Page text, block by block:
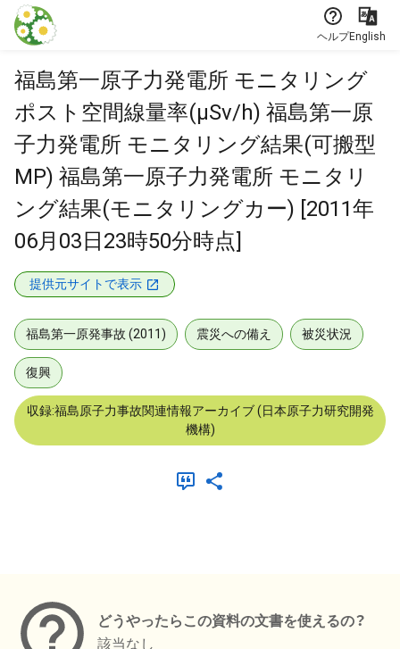
本文に飛ぶ
ヘルプEnglish
福島第一原子力発電所 モニタリング
ポスト空間線量率(μSv/h) 福島第一原
子力発電所 モニタリング結果(可搬型
MP) 福島第一原子力発電所 モニタリ
ング結果(モニタリングカー) [2011年
06月03日23時50分時点]
提供元サイトで表示
福島第一原発事故 (2011) 震災への備え 被災状況
復興
収録:福島原子力事故関連情報アーカイブ (日本原子力研究開発
機構)
どうやったらこの資料の文書を使えるの？
該当なし